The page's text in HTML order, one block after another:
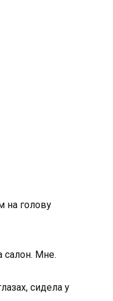
на голову
салон. Мне.
сидела у